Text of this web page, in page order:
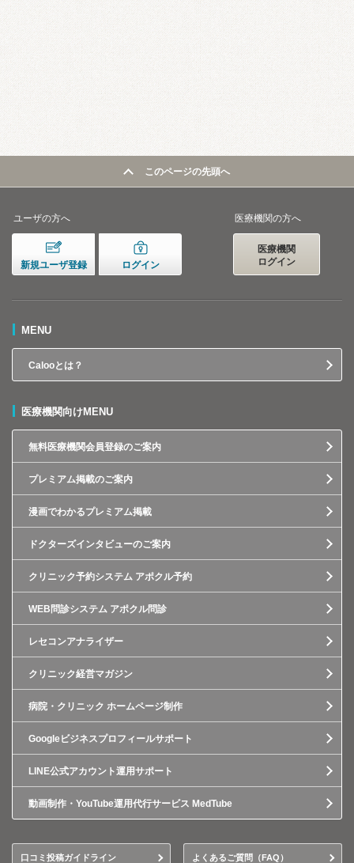
このページの先頭へ
ユーザの方へ
新規ユーザ登録 ログイン
医療機関の方へ
医療機関
ログイン
MENU
Calooとは？
医療機関向けMENU
無料医療機関会員登録のご案内
プレミアム掲載のご案内
漫画でわかるプレミアム掲載
ドクターズインタビューのご案内
クリニック予約システム アポクル予約
WEB問診システム アポクル問診
レセコンアナライザー
クリニック経営マガジン
病院・クリニック ホームページ制作
Googleビジネスプロフィールサポート
LINE公式アカウント運用サポート
動画制作・YouTube運用代行サービス MedTube
口コミ投稿ガイドライン よくあるご質問（FAQ）